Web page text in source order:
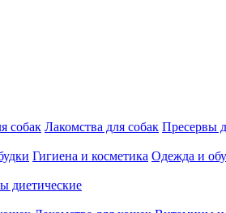
собак Лакомства для собак Пресервы
Гигиена и косметика Одежда и
диетические